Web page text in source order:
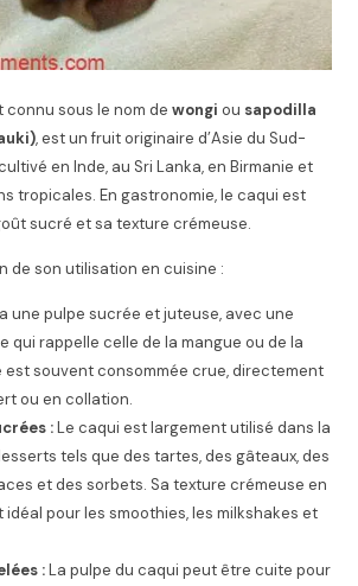
connu sous le nom dewongi ou sapodilla
, est un fruit originaire d’Asie du Sud-
en Inde, au Sri Lanka, en Birmanie et
tropicales. En gastronomie, le caqui est
sucré et sa texture crémeuse.
de son utilisation en cuisine :
une pulpe sucrée et juteuse, avec une
qui rappelle celle de la mangue ou de la
est souvent consommée crue, directement
ou en collation.
:Le caqui est largement utilisé dans la
tels que des tartes, des gâteaux, des
et des sorbets. Sa texture crémeuse en
pour les smoothies, les milkshakes et
:La pulpe du caqui peut être cuite pour